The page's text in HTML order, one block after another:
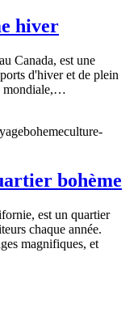
hiver
Canada, est une
d'hiver et de plein
mondiale,…
bohemeculture-
bohème
est un quartier
chaque année.
magnifiques, et